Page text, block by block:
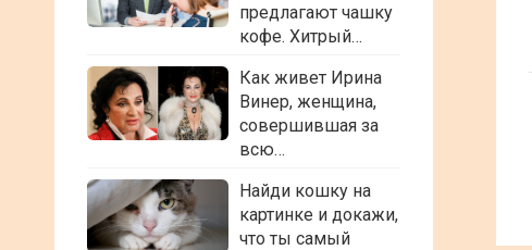
предлагают чашку
кофе. Хитрый…
Как живет Ирина
Винер, женщина,
совершившая за
всю…
Найди кошку на
картинке и докажи,
что ты самый